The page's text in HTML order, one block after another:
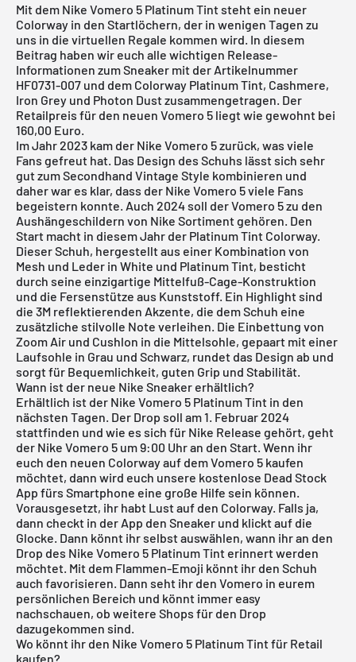
Mit dem Nike Vomero 5 Platinum Tint steht ein neuer
Colorway in den Startlöchern, der in wenigen Tagen zu
uns in die virtuellen Regale kommen wird. In diesem
Beitrag haben wir euch alle wichtigen Release-
Informationen zum Sneaker mit der Artikelnummer
HF0731-007 und dem Colorway Platinum Tint, Cashmere,
Iron Grey und Photon Dust zusammengetragen. Der
Retailpreis für den neuen Vomero 5 liegt wie gewohnt bei
160,00 Euro.
Im Jahr 2023 kam der Nike Vomero 5 zurück, was viele
Fans gefreut hat. Das Design des Schuhs lässt sich sehr
gut zum Secondhand Vintage Style kombinieren und
daher war es klar, dass der Nike Vomero 5 viele Fans
begeistern konnte. Auch 2024 soll der Vomero 5 zu den
Aushängeschildern von Nike Sortiment gehören. Den
Start macht in diesem Jahr der Platinum Tint Colorway.
Dieser Schuh, hergestellt aus einer Kombination von
Mesh und Leder in White und Platinum Tint, besticht
durch seine einzigartige Mittelfuß-Cage-Konstruktion
und die Fersenstütze aus Kunststoff. Ein Highlight sind
die 3M reflektierenden Akzente, die dem Schuh eine
zusätzliche stilvolle Note verleihen. Die Einbettung von
Zoom Air und Cushlon in die Mittelsohle, gepaart mit einer
Laufsohle in Grau und Schwarz, rundet das Design ab und
sorgt für Bequemlichkeit, guten Grip und Stabilität.
Wann ist der neue Nike Sneaker erhältlich?
Erhältlich ist der Nike Vomero 5 Platinum Tint in den
nächsten Tagen. Der Drop soll am 1. Februar 2024
stattfinden und wie es sich für Nike Release gehört, geht
der Nike Vomero 5 um 9:00 Uhr an den Start. Wenn ihr
euch den neuen Colorway auf dem Vomero 5 kaufen
möchtet, dann wird euch unsere kostenlose Dead Stock
App fürs Smartphone eine große Hilfe sein können.
Vorausgesetzt, ihr habt Lust auf den Colorway. Falls ja,
dann checkt in der App den Sneaker und klickt auf die
Glocke. Dann könnt ihr selbst auswählen, wann ihr an den
Drop des Nike Vomero 5 Platinum Tint erinnert werden
möchtet. Mit dem Flammen-Emoji könnt ihr den Schuh
auch favorisieren. Dann seht ihr den Vomero in eurem
persönlichen Bereich und könnt immer easy
nachschauen, ob weitere Shops für den Drop
dazugekommen sind.
Wo könnt ihr den Nike Vomero 5 Platinum Tint für Retail
kaufen?